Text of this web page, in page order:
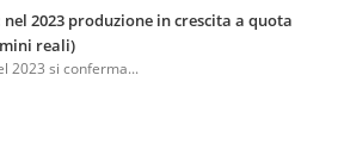
2023 produzione in crescita a quota
reali)
2023 si conferma...